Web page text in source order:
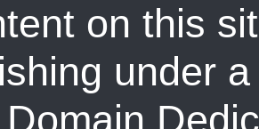
on this
under